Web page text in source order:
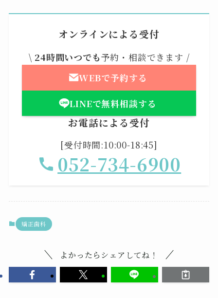
オンラインによる受付
\ 24時間いつでも予約・相談できます /
WEBで予約する
LINEで無料相談する
お電話による受付
[受付時間:10:00-18:45]
052-734-6900
矯正歯科
よかったらシェアしてね！